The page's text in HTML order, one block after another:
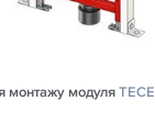
монтажу модуляTECE